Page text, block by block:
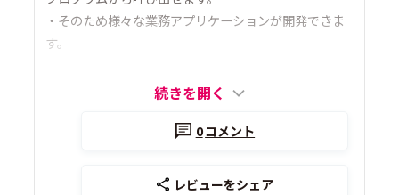
・そのため様々な業務アプリケーションが開発できま
す。
続きを開く
0コメント
レビューをシェア